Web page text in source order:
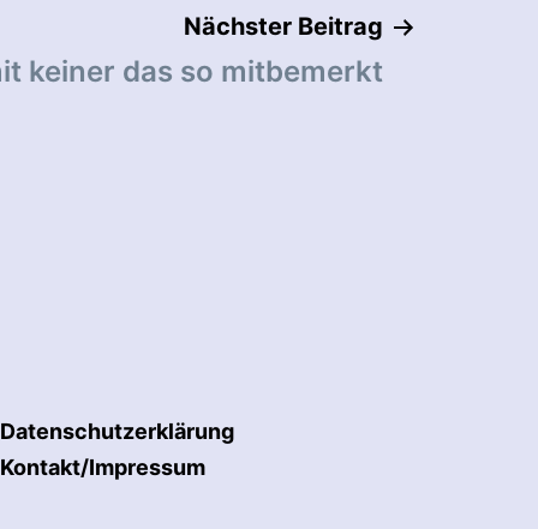
Nächster Beitrag
keiner das so mitbemerkt
Datenschutzerklärung
Kontakt/Impressum